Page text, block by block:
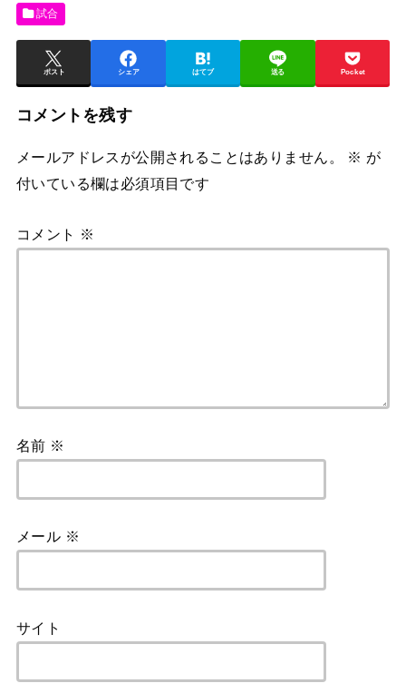
試合
ポスト シェア はてブ 送る Pocket
コメントを残す
メールアドレスが公開されることはありません。 ※ が
付いている欄は必須項目です
コメント ※
名前 ※
メール ※
サイト